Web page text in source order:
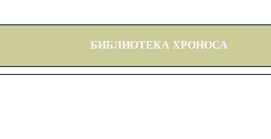
БИБЛИОТЕКА ХРОНОСА